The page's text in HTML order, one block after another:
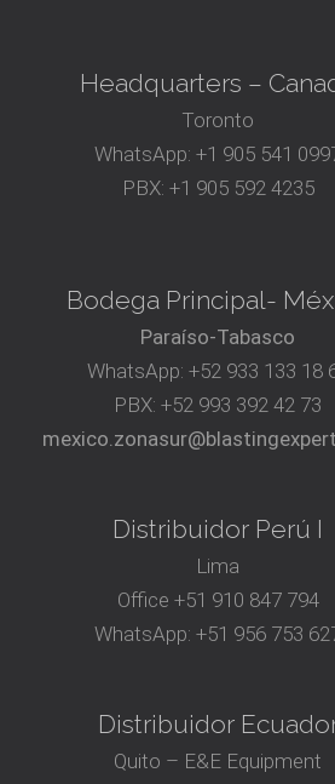
Headquarters –
Toronto
WhatsApp: +1 905 541
PBX: +1 905 592 4235
Bodega Principal-
Paraíso-Tabasco
WhatsApp: +52 933 133 18
PBX:+52 993 392 42 73
Distribuidor Perú I
Lima
Office +51 910 847 794‬
WhatsApp:+51 956 753
Distribuidor
Quito – E&E Equipment